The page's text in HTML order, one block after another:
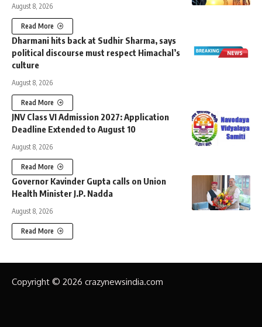
August 8, 2026
Read More
Dharmani hits back at Sudhir Sharma, says
political discourse must respect Himachal’s
culture
August 8, 2026
Read More
JNV Class VI Admission 2027: Application
Deadline Extended to August 10
August 8, 2026
Read More
Governor Kavinder Gupta calls on Union
Health Minister J.P. Nadda
August 8, 2026
Read More
Copyright © 2026 crazynewsindia.com